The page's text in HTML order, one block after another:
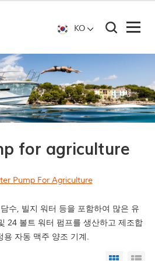
KO
for agriculture
Pump For Agriculture
수, 빌지 워터 등을 포함하여 많은 유
24 볼트 워터 펌프를 생산하고 제조합
용 자동 맥주 양조 기계.